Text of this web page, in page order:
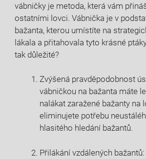
vábničky je metoda, ​která vám
ostatními lovci. Vábnička je v
bažanta, kterou umístíte ​na
lákala a přitahovala tyto krásné
tak důležité?
Zvýšená pravděpodobnost
vábničkou na bažanta ​máte
nalákat ‌zaražené bažanty na
eliminujete potřebu⁣
hlasitého⁢ hledání bažantů.
Přilákání vzdálených